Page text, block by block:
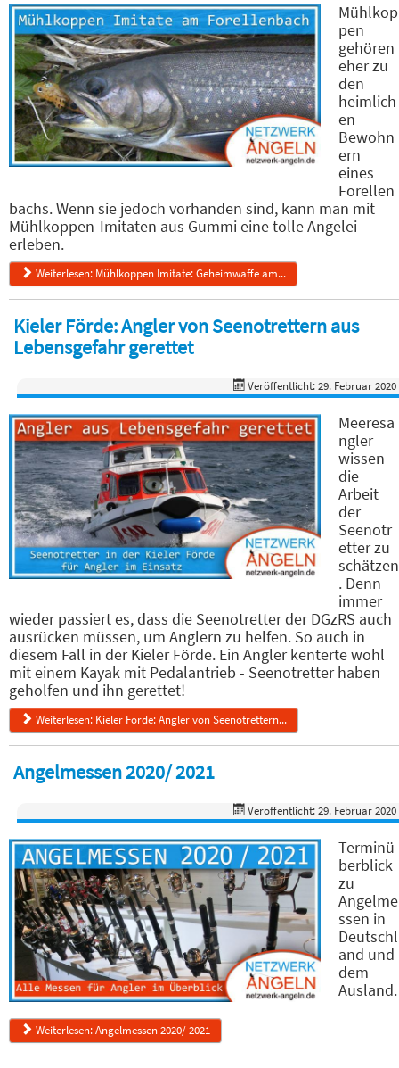
Mühlkop
pen
gehören
eher zu
den
heimlich
en
Bewohn
ern
eines
Forellen
bachs. Wenn sie jedoch vorhanden sind, kann man mit
Mühlkoppen-Imitaten aus Gummi eine tolle Angelei
erleben.
Weiterlesen: Mühlkoppen Imitate: Geheimwaffe am...
Kieler Förde: Angler von Seenotrettern aus
Lebensgefahr gerettet
Veröffentlicht: 29. Februar 2020
Meeresa
ngler
wissen
die
Arbeit
der
Seenotr
etter zu
schätzen
. Denn
immer
wieder passiert es, dass die Seenotretter der DGzRS auch
ausrücken müssen, um Anglern zu helfen. So auch in
diesem Fall in der Kieler Förde. Ein Angler kenterte wohl
mit einem Kayak mit Pedalantrieb - Seenotretter haben
geholfen und ihn gerettet!
Weiterlesen: Kieler Förde: Angler von Seenotrettern...
Angelmessen 2020/ 2021
Veröffentlicht: 29. Februar 2020
Terminü
berblick
zu
Angelme
ssen in
Deutschl
and und
dem
Ausland.
Weiterlesen: Angelmessen 2020/ 2021